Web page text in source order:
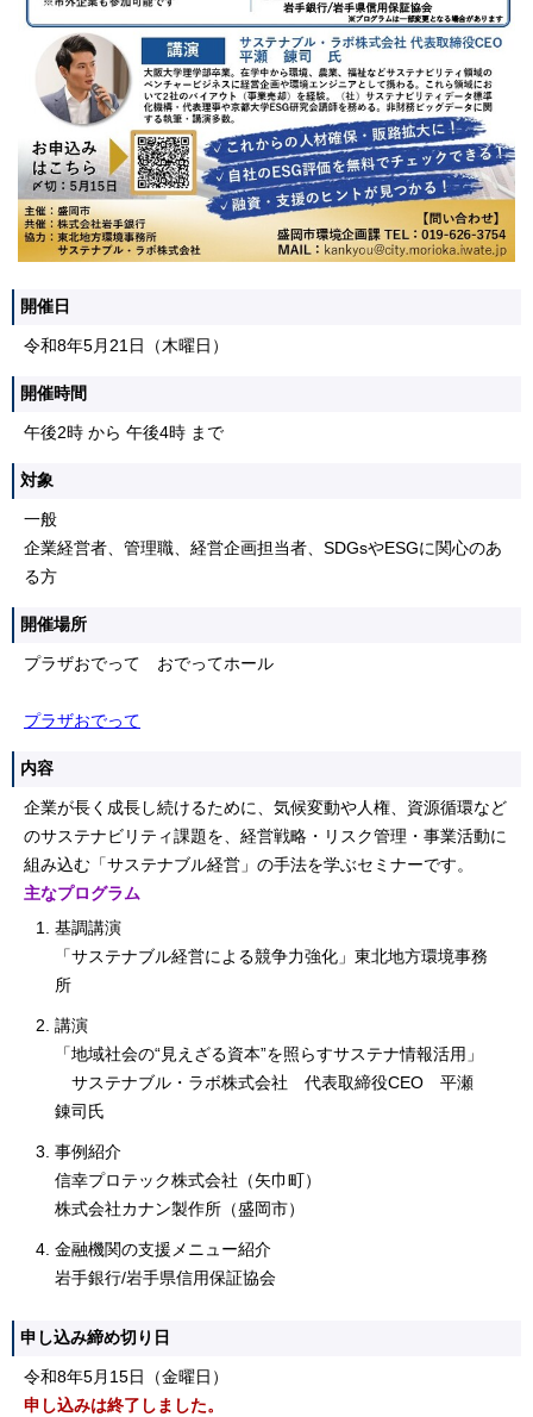
開催日
令和8年5月21日（木曜日）
開催時間
午後2時 から 午後4時 まで
対象
一般
企業経営者、管理職、経営企画担当者、SDGsやESGに関心のあ
る方
開催場所
プラザおでって おでってホール
プラザおでって
内容
企業が長く成長し続けるために、気候変動や人権、資源循環など
のサステナビリティ課題を、経営戦略・リスク管理・事業活動に
組み込む「サステナブル経営」の手法を学ぶセミナーです。
主なプログラム
基調講演
「サステナブル経営による競争力強化」東北地方環境事務
所
講演
「地域社会の“見えざる資本”を照らすサステナ情報活用」
サステナブル・ラボ株式会社 代表取締役CEO 平瀬
錬司氏
事例紹介
信幸プロテック株式会社（矢巾町）
株式会社カナン製作所（盛岡市）
金融機関の支援メニュー紹介
岩手銀行/岩手県信用保証協会
申し込み締め切り日
令和8年5月15日（金曜日）
申し込みは終了しました。